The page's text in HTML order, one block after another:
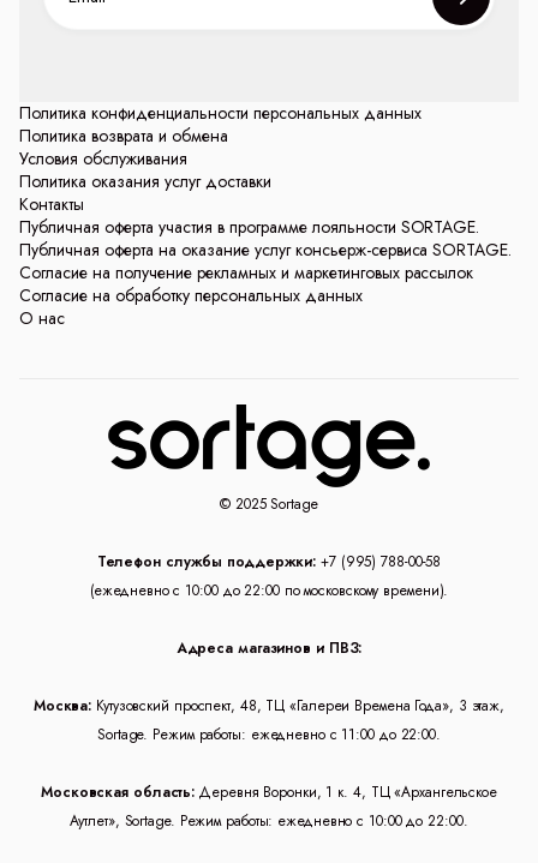
Политика конфиденциальности персональных данных
Политика возврата и обмена
Условия обслуживания
Политика оказания услуг доставки
Контакты
Публичная оферта участия в программе лояльности SORTAGE.
Публичная оферта на оказание услуг консьерж-сервиса SORTAGE.
Согласие на получение рекламных и маркетинговых рассылок
Согласие на обработку персональных данных
О нас
© 2025 Sortage
Телефон службы поддержки: +7 (995) 788-00-58
(ежедневно с 10:00 до 22:00 по московскому времени).
Адреса магазинов и ПВЗ:
Москва: Кутузовский проспект, 48, ТЦ «Галереи Времена Года», 3 этаж,
Sortage. Режим работы: ежедневно с 11:00 до 22:00.
Московская область: Деревня Воронки, 1 к. 4, ТЦ «Архангельское
Аутлет», Sortage. Режим работы: ежедневно с 10:00 до 22:00.